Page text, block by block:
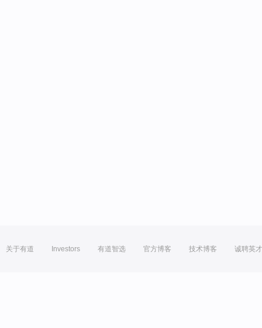
关于有道 Investors 有道智选 官方博客 技术博客 诚聘英才